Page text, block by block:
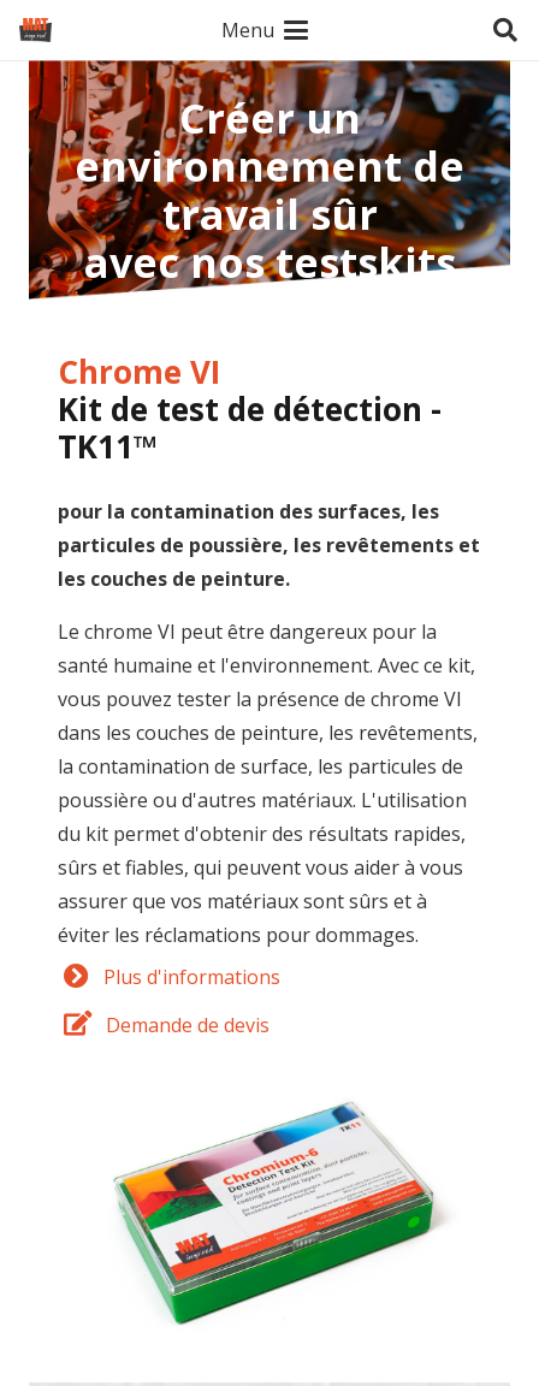
Menu
Créer un
environnement de
travail sûr
avec nos testskits
Chrome VI
Kit de test de détection -
TK11™
pour la contamination des surfaces, les
particules de poussière, les revêtements et
les couches de peinture.
Le chrome VI peut être dangereux pour la
santé humaine et l'environnement. Avec ce kit,
vous pouvez tester la présence de chrome VI
dans les couches de peinture, les revêtements,
la contamination de surface, les particules de
poussière ou d'autres matériaux. L'utilisation
du kit permet d'obtenir des résultats rapides,
sûrs et fiables, qui peuvent vous aider à vous
assurer que vos matériaux sont sûrs et à
éviter les réclamations pour dommages.
Plus d'informations
Demande de devis